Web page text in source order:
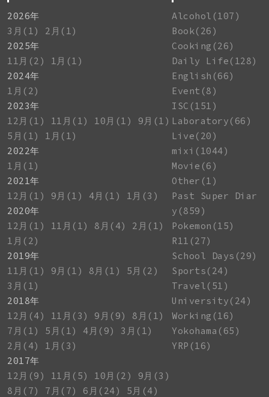
2026年
3月(1)
2月(1)
2025年
11月(2)
1月(1)
2024年
1月(2)
2023年
12月(1)
11月(1) 10月(1)
9月(1)
5月(1)
1月(1)
2022年
1月(1)
2021年
12月(1)
9月(1) 4月(1)
1月(3)
2020年
12月(1)
11月(1) 8月(4)
2月(1)
1月(2)
2019年
11月(1)
9月(1) 8月(1)
5月(2)
3月(1)
2018年
12月(4)
11月(3) 9月(9)
8月(1)
7月(1)
5月(1) 4月(9)
3月(1)
2月(4)
1月(3)
2017年
12月(9)
11月(5) 10月(2)
9月(3)
8月(7)
7月(7) 6月(24)
5月(4)
Alcohol(107)
Book(26)
Cooking(26)
Daily Life(128)
English(66)
Event(8)
ISC(151)
Laboratory(66)
Live(20)
mixi(1044)
Movie(6)
Other(1)
Past Super Diar
y(859)
Pokemon(15)
R11(27)
School Days(29)
Sports(24)
Travel(51)
University(24)
Working(16)
Yokohama(65)
YRP(16)